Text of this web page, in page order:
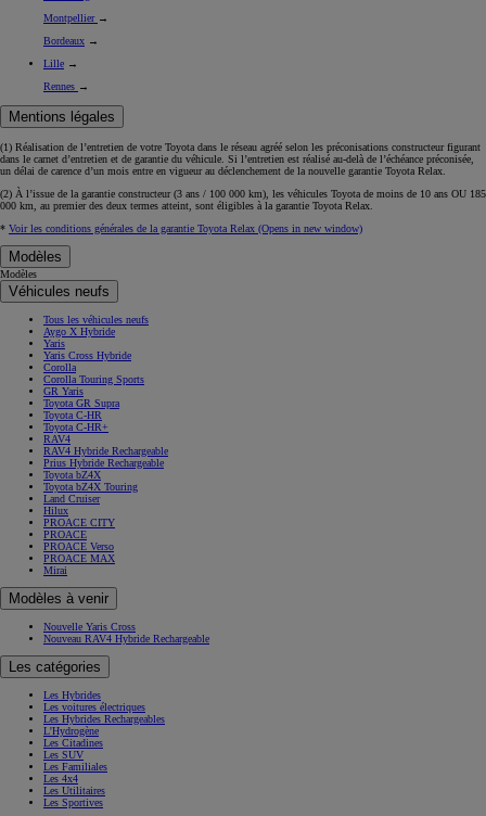
Montpellier →
Bordeaux →
Lille →
Rennes →
Mentions légales
(1) Réalisation de l’entretien de votre Toyota dans le réseau agréé selon les préconisations constructeur figurant
dans le carnet d’entretien et de garantie du véhicule. Si l’entretien est réalisé au-delà de l’échéance préconisée,
un délai de carence d’un mois entre en vigueur au déclenchement de la nouvelle garantie Toyota Relax.
(2) À l’issue de la garantie constructeur (3 ans / 100 000 km), les véhicules Toyota de moins de 10 ans OU 185
000 km, au premier des deux termes atteint, sont éligibles à la garantie Toyota Relax.
* Voir les conditions générales de la garantie Toyota Relax (Opens in new window)
Modèles
Modèles
Véhicules neufs
Tous les véhicules neufs
Aygo X Hybride
Yaris
Yaris Cross Hybride
Corolla
Corolla Touring Sports
GR Yaris
Toyota GR Supra
Toyota C-HR
Toyota C-HR+
RAV4
RAV4 Hybride Rechargeable
Prius Hybride Rechargeable
Toyota bZ4X
Toyota bZ4X Touring
Land Cruiser
Hilux
PROACE CITY
PROACE
PROACE Verso
PROACE MAX
Mirai
Modèles à venir
Nouvelle Yaris Cross
Nouveau RAV4 Hybride Rechargeable
Les catégories
Les Hybrides
Les voitures électriques
Les Hybrides Rechargeables
L'Hydrogène
Les Citadines
Les SUV
Les Familiales
Les 4x4
Les Utilitaires
Les Sportives